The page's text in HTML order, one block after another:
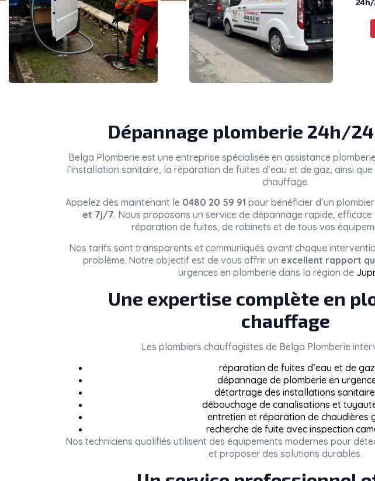
24h/
Dépannage plomberie 24h/
Belga Plomberie est une entreprise spécialisée en assistance
l’installation sanitaire, la réparation de fuites d’eau et de gaz, ainsi
chauffage.
Appelez dès maintenant le 0480 20 59 91 pour bénéficier d’un
et 7j/7. Nous proposons un service de dépannage rapide,
réparation de fuites, de robinets et de tous vos
Nos tarifs sont transparents et communiqués avant chaque
problème. Notre objectif est de vous offrir un excellent rapport
urgences en plomberie dans la région de
Une expertise complète en
chauffage
Les plombiers chauffagistes de Belga Plomberie
réparation de fuites d’eau et de gaz
dépannage de plomberie en
détartrage des installations
débouchage de canalisations et
entretien et réparation de chaudières
recherche de fuite avec inspection
Nos techniciens qualifiés utilisent des équipements modernes pour
et proposer des solutions durables.